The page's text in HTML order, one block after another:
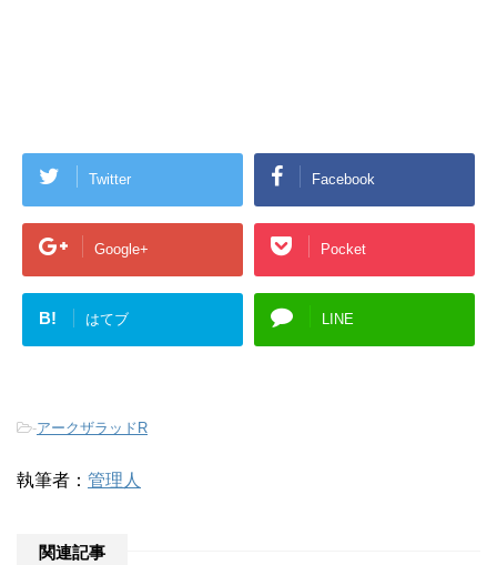
Twitter Facebook
Google+ Pocket
B! はてブ LINE
-アークザラッドR
執筆者： 管理人
関連記事